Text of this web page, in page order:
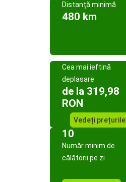
Distanță minimă
480 km
Cea mai ieftină
deplasare
de la 319,98
RON
Vedeți prețurile
10
Număr minim de
călătorii pe zi